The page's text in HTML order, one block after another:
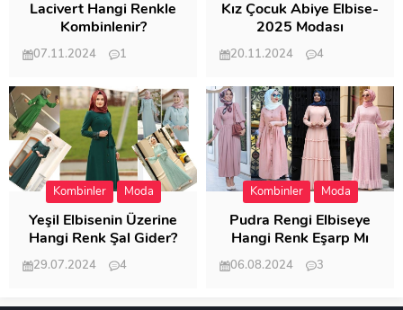
Lacivert Hangi Renkle
Kombinlenir?
07.11.2024
1
Kız Çocuk Abiye Elbise-
2025 Modası
20.11.2024
4
Kombinler Moda
Yeşil Elbisenin Üzerine
Hangi Renk Şal Gider?
29.07.2024
4
Kombinler Moda
Pudra Rengi Elbiseye
Hangi Renk Eşarp Mı
Dedi Birisi
06.08.2024
3